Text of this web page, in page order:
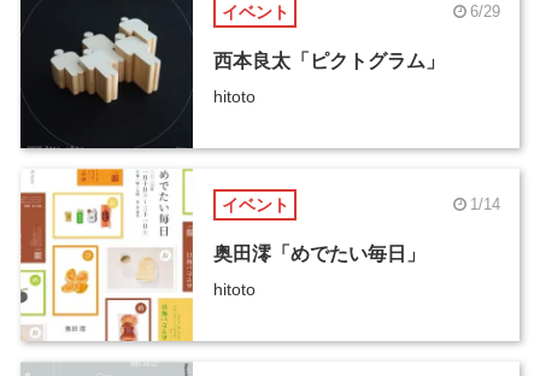
イベント 6/29
西本良太「ピクトグラム」
hitoto
イベント 1/14
奥田澪「めでたい毎日」
hitoto